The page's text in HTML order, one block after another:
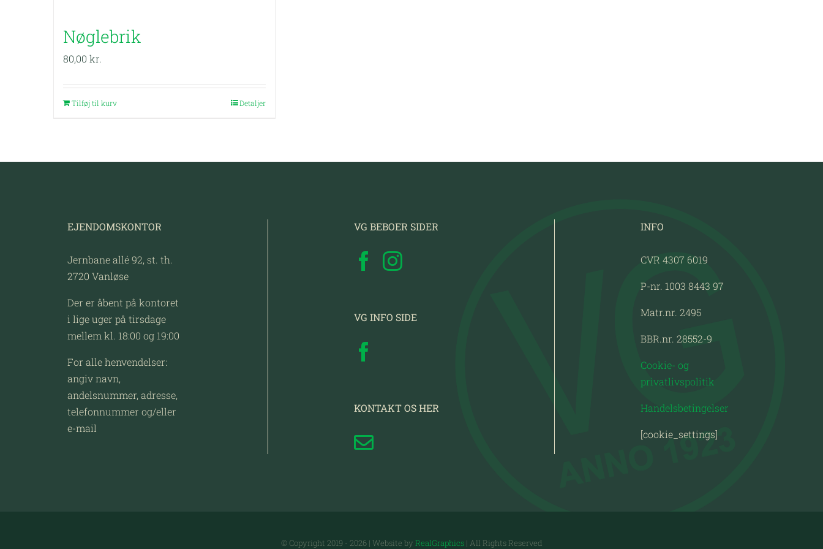
Nøglebrik
80,00 kr.
Tilføj til kurv Detaljer
EJENDOMSKONTOR
Jernbane allé 92, st. th.
2720 Vanløse
Der er åbent på kontoret
i lige uger på tirsdage
mellem kl. 18:00 og 19:00
For alle henvendelser:
angiv navn,
andelsnummer, adresse,
telefonnummer og/eller
e-mail
VG BEBOER SIDER
VG INFO SIDE
KONTAKT OS HER
INFO
CVR 4307 6019
P-nr. 1003 8443 97
Matr.nr. 2495
BBR.nr. 28552-9
Cookie- og
privatlivspolitik
Handelsbetingelser
[cookie_settings]
© Copyright 2019 - 2026 | Website by RealGraphics| All Rights Reserved